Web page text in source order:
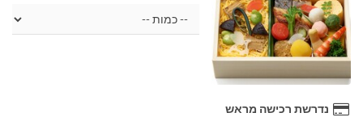
נדרשת רכישה מראש